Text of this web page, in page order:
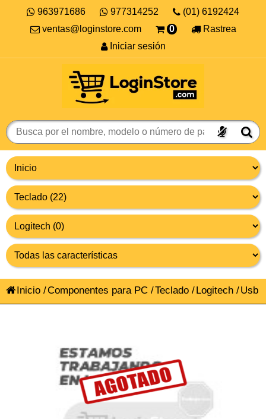
963971686 977314252
(01) 6192424
ventas@loginstore.com
0
Rastrea
Iniciar sesión
Inicio /Componentes para PC /Teclado /Logitech /Usb